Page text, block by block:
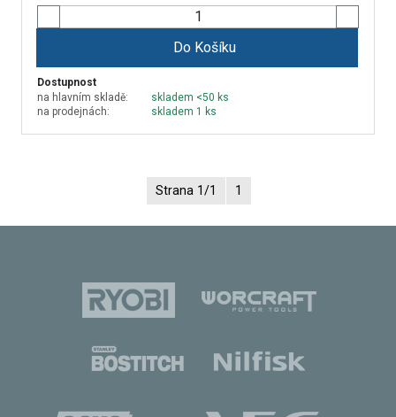
Do Košíku
Dostupnost
na hlavním skladě:
skladem <50 ks
na prodejnách:
skladem 1 ks
Strana 1/1 1